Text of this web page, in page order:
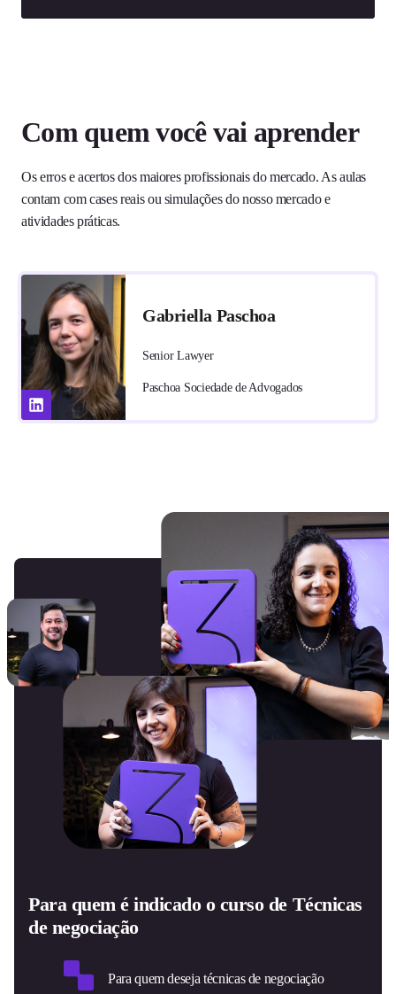
Com quem você vai aprender
Os erros e acertos dos maiores profissionais do mercado. As aulas
contam com cases reais ou simulações do nosso mercado e
atividades práticas.
Gabriella Paschoa
Senior Lawyer
Paschoa Sociedade de Advogados
Para quem é indicado o curso de Técnicas
de negociação
Para quem deseja técnicas de negociação